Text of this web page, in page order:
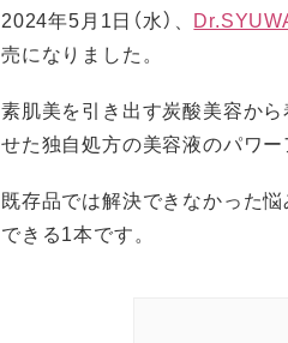
2024年5月1日（水）、
売になりました。
素肌美を引き出す炭酸美容か
せた独自処方の美容液のパワー
既存品では解決できなかった
できる1本です。